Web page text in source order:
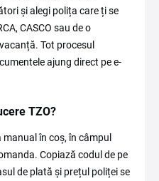
și alegi polița care ți se
CASCO sau de o
Tot procesul
ajung direct pe e-
TZO?
manual în coș, în câmpul
Copiază codul de pe
de plată și prețul poliței se